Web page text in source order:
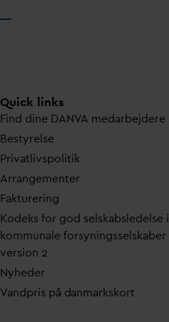
Quick links
Find dine DANVA medarbejdere
Bestyrelse
Privatlivspolitik
Arrangementer
Fakturering
Kodeks for god selskabsledelse i
kommunale forsyningsselskaber
version 2
Nyheder
Vandpris på danmarkskort